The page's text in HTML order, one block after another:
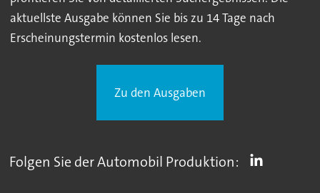
aktuellste Ausgabe können Sie bis zu 14 Tage nach
Erscheinungstermin kostenlos lesen.
Zu den Ausgaben
Folgen Sie der Automobil Produktion: